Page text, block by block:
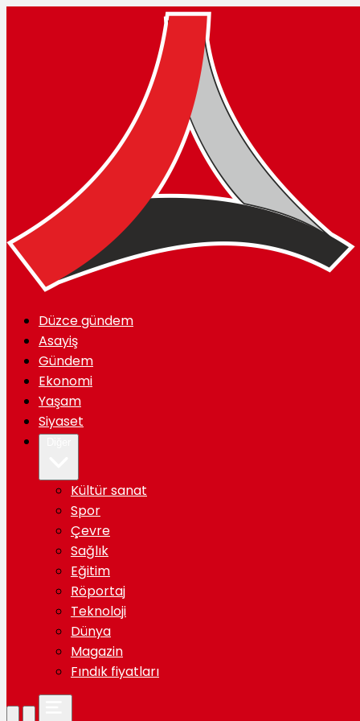
Düzce gündem
Asayiş
Gündem
Ekonomi
Yaşam
Siyaset
Kültür sanat
Spor
Çevre
Sağlık
Eğitim
Röportaj
Teknoloji
Dünya
Magazin
Fındık fiyatları